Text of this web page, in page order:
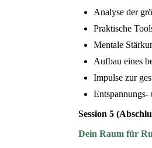
Analyse der
Praktische
Mentale
Aufbau eines
Impulse zur
Entspannungs-
Session 5
Dein Raum für